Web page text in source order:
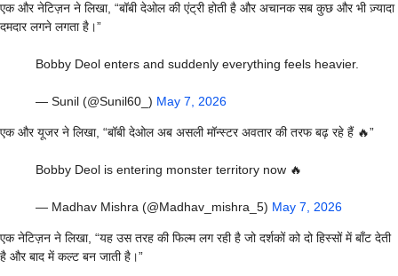
एक और नेटिज़न ने लिखा, “बॉबी देओल की एंट्री होती है और अचानक सब कुछ और भी ज़्यादा
दमदार लगने लगता है।”
Bobby Deol enters and suddenly everything feels heavier.
— Sunil (@Sunil60_) May 7, 2026
एक और यूजर ने लिखा, “बॉबी देओल अब असली मॉन्स्टर अवतार की तरफ बढ़ रहे हैं 🔥”
Bobby Deol is entering monster territory now 🔥
— Madhav Mishra (@Madhav_mishra_5) May 7, 2026
एक नेटिज़न ने लिखा, “यह उस तरह की फिल्म लग रही है जो दर्शकों को दो हिस्सों में बाँट देती
है और बाद में कल्ट बन जाती है।”